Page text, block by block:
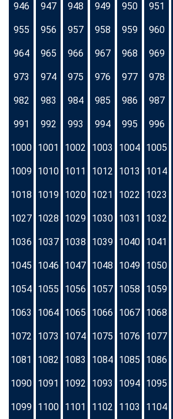
946 947 948 949 950 951
955 956 957 958 959 960
964 965 966 967 968 969
973 974 975 976 977 978
982 983 984 985 986 987
991 992 993 994 995 996
1000 1001 1002 1003 1004 1005
1009 1010 1011 1012 1013 1014
1018 1019 1020 1021 1022 1023
1027 1028 1029 1030 1031 1032
1036 1037 1038 1039 1040 1041
1045 1046 1047 1048 1049 1050
1054 1055 1056 1057 1058 1059
1063 1064 1065 1066 1067 1068
1072 1073 1074 1075 1076 1077
1081 1082 1083 1084 1085 1086
1090 1091 1092 1093 1094 1095
1099 1100 1101 1102 1103 1104